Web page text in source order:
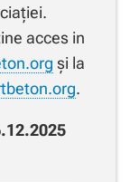
acces in
și la
.